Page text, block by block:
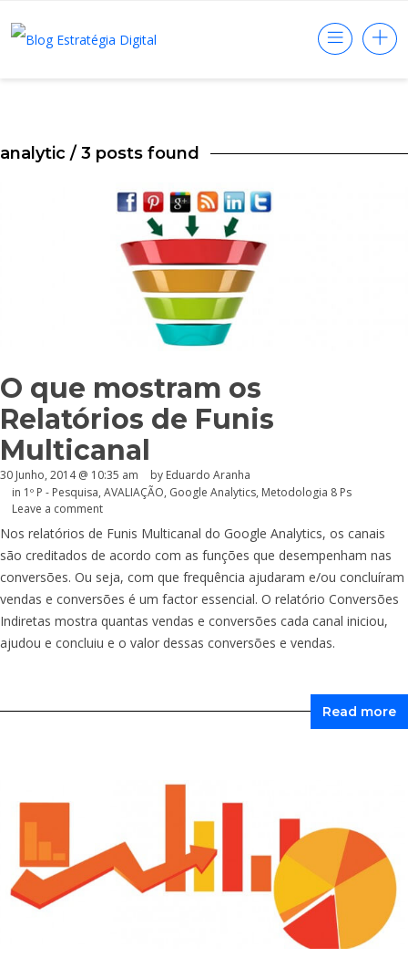
analytic / 3 posts found
O que mostram os
Relatórios de Funis
Multicanal
30 Junho, 2014 @ 10:35 am by Eduardo Aranha
in 1º P - Pesquisa, AVALIAÇÃO, Google Analytics, Metodologia 8 Ps
Leave a comment
Nos relatórios de Funis Multicanal do Google Analytics, os canais
são creditados de acordo com as funções que desempenham nas
conversões. Ou seja, com que frequência ajudaram e/ou concluíram
vendas e conversões é um factor essencial. O relatório Conversões
Indiretas mostra quantas vendas e conversões cada canal iniciou,
ajudou e concluiu e o valor dessas conversões e vendas.
Read more